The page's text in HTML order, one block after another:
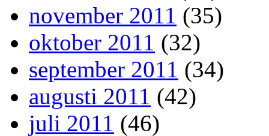
november 2011 (35)
oktober 2011 (32)
september 2011 (34)
augusti 2011 (42)
juli 2011 (46)